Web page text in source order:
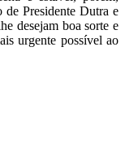
de Presidente Dutra e
desejam boa sorte e
urgente possível ao